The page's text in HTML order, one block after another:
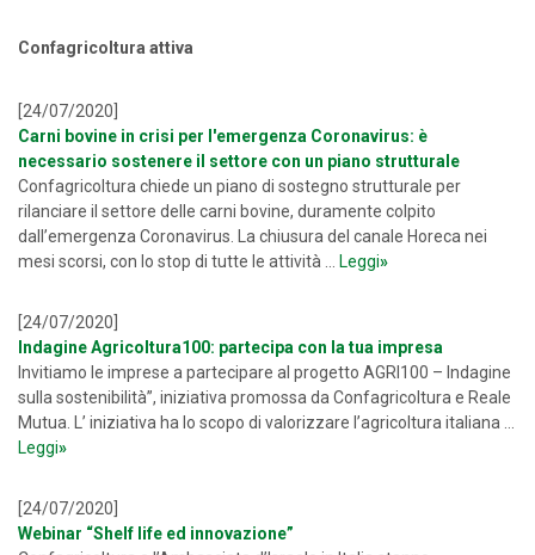
Confagricoltura attiva
[24/07/2020]
Carni bovine in crisi per l'emergenza Coronavirus: è
necessario sostenere il settore con un piano strutturale
Confagricoltura chiede un piano di sostegno strutturale per
rilanciare il settore delle carni bovine, duramente colpito
dall’emergenza Coronavirus. La chiusura del canale Horeca nei
mesi scorsi, con lo stop di tutte le attività ...
Leggi»
[24/07/2020]
Indagine Agricoltura100: partecipa con la tua impresa
Invitiamo le imprese a partecipare al progetto AGRI100 – Indagine
sulla sostenibilità”, iniziativa promossa da Confagricoltura e Reale
Mutua. L’ iniziativa ha lo scopo di valorizzare l’agricoltura italiana ...
Leggi»
[24/07/2020]
Webinar “Shelf life ed innovazione”